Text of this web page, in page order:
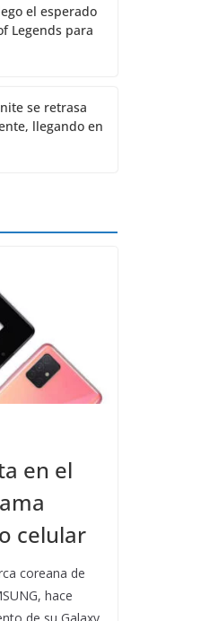
el esperado
Legends para
se retrasa
llegando en
en el
celular
coreana de
hace